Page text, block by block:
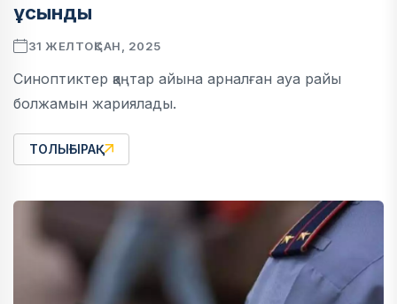
ұсынды
31 ЖЕЛТОҚСАН, 2025
Синоптиктер қаңтар айына арналған ауа райы
болжамын жариялады.
ТОЛЫҒЫРАҚ